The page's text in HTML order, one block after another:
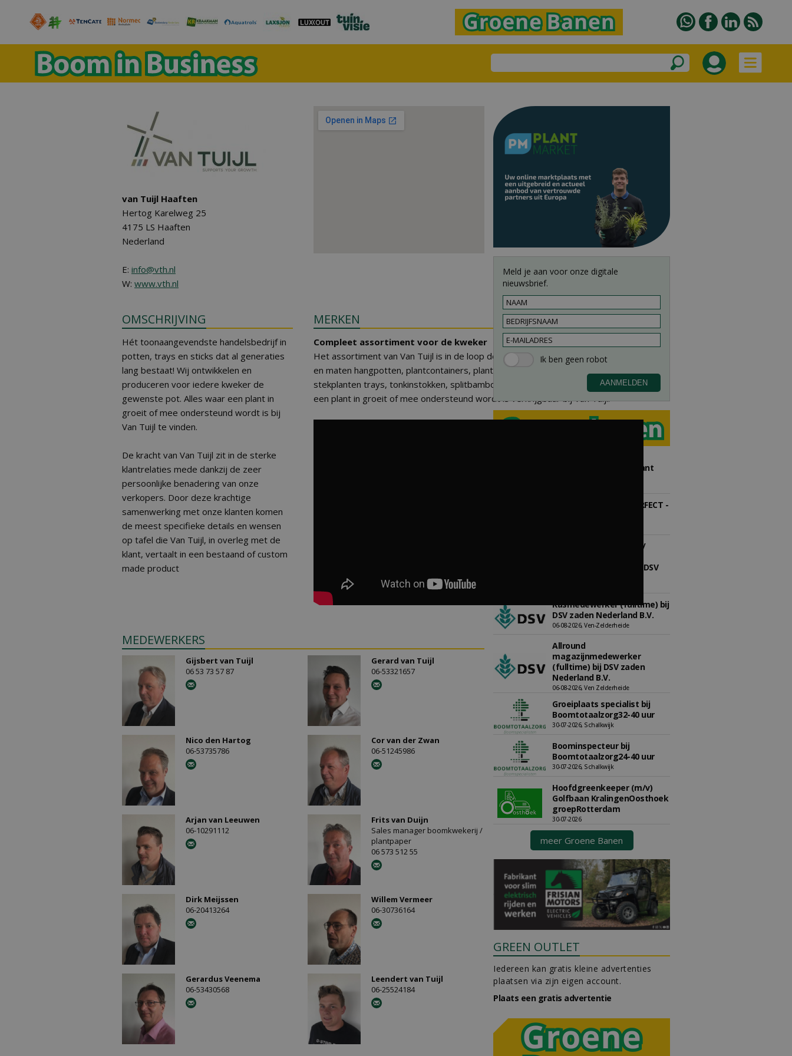
van Tuijl Haaften
Hertog Karelweg 25
4175 LS Haaften
Nederland
E: info@vth.nl
W: www.vth.nl
OMSCHRIJVING
Hét toonaangevendste handelsbedrijf in
potten, trays en sticks dat al generaties
lang bestaat! Wij ontwikkelen en
produceren voor iedere kweker de
gewenste pot. Alles waar een plant in
groeit of mee ondersteund wordt is bij
Van Tuijl te vinden.
De kracht van Van Tuijl zit in de sterke
klantrelaties mede dankzij de zeer
persoonlijke benadering van onze
verkopers. Door deze krachtige
samenwerking met onze klanten komen
de meest specifieke details en wensen
op tafel die Van Tuijl, in overleg met de
klant, vertaalt in een bestaand of custom
made product
MERKEN
Compleet assortiment voor de kweker
Het assortiment van Van Tuijl is in de loop der jaren uitgebreid met alle soorten
en maten hangpotten, plantcontainers, plantschalen, ompotten, sierpotten,
stekplanten trays, tonkinstokken, splitbamboe en plantrekken. Kortom alles waar
een plant in groeit of mee ondersteund wordt is verkrijgbaar bij Van Tuijl!
MEDEWERKERS
Gijsbert van Tuijl
06 53 73 57 87
Gerard van Tuijl
06-53321657
Nico den Hartog
06-53735786
Cor van der Zwan
06-51245986
Arjan van Leeuwen
06-10291112
Frits van Duijn
Sales manager boomkwekerij /
plantpaper
06 573 512 55
Dirk Meijssen
06-20413264
Willem Vermeer
06-30736164
Gerardus Veenema
06-53430568
Leendert van Tuijl
06-25524184
Meld je aan voor onze digitale
nieuwsbrief.
Ontwikkeling bij Diamant
Export Manager bij PERFECT -
Proefveldmedewerker/
landbouwmachines bij DSV
Kasmedewerker (fulltime) bij
DSV zaden Nederland B.V.
06-08-2026, Ven-Zelderheide
Allround
magazijnmedewerker
(fulltime) bij DSV zaden
Nederland B.V.
06-08-2026, Ven Zelderheide
Groeiplaats specialist bij
Boomtotaalzorg32-40 uur
30-07-2026, Schalkwijk
Boominspecteur bij
Boomtotaalzorg24-40 uur
30-07-2026, Schalkwijk
Hoofdgreenkeeper (m/v)
Golfbaan KralingenOosthoek
groepRotterdam
30-07-2026
meer Groene Banen
GREEN OUTLET
Iedereen kan gratis kleine advertenties
plaatsen via zijn eigen account.
Plaats een gratis advertentie